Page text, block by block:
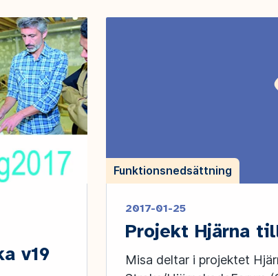
v19
Funktionsnedsättning
2017-01-25
Projekt Hjärna
Misa deltar i projektet